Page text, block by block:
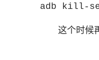
adb kill-
这个时候